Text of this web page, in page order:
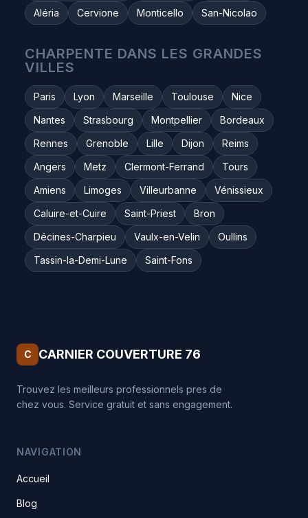
Aléria
Cervione Monticello San-Nicolao
CHARPENTE DANS LES GRANDES
VILLES
Paris Lyon Marseille Toulouse
Nice
Nantes
Strasbourg Montpellier
Bordeaux
Rennes
Grenoble Lille Dijon
Reims
Angers
Metz Clermont-Ferrand
Tours
Amiens
Limoges Villeurbanne
Vénissieux
Caluire-et-Cuire
Saint-Priest
Bron
Décines-Charpieu
Vaulx-en-Velin
Oullins
Tassin-la-Demi-Lune
Saint-Fons
C CARNIER COUVERTURE 76
Trouvez les meilleurs professionnels pres de
chez vous. Service gratuit et sans engagement.
NAVIGATION
Accueil
Blog